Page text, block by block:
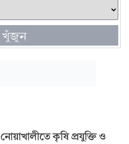
খুঁজুন
নোয়াখালীতে কৃষি প্রযুক্তি ও